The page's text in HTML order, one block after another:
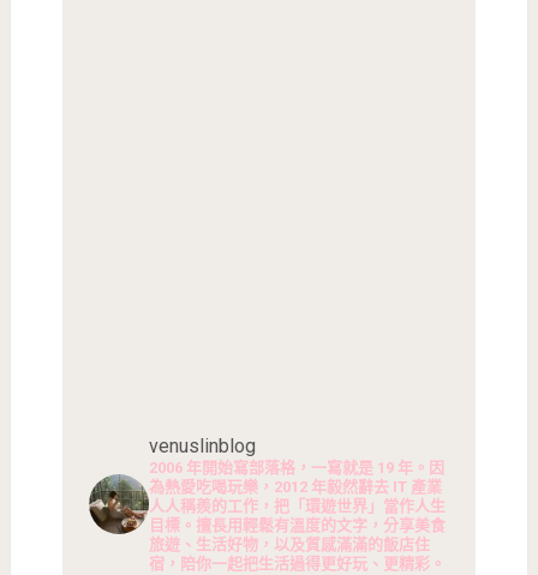
venuslinblog
2006 年開始寫部落格，一寫就是 19 年。因
為熱愛吃喝玩樂，2012 年毅然辭去 IT 產業
人人稱羨的工作，把「環遊世界」當作人生
目標。擅長用輕鬆有溫度的文字，分享美食
旅遊、生活好物，以及質感滿滿的飯店住
宿，陪你一起把生活過得更好玩、更精彩。